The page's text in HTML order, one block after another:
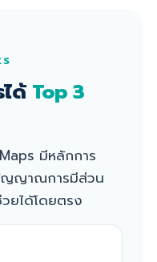
ด้ Top 3
มีหลักการ
ญญาณการมีส่วน
ยได้โดยตรง